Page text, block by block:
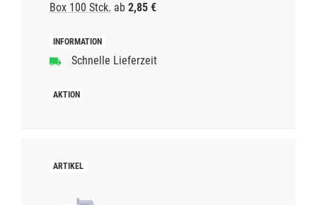
Box 100 Stck. ab 2,85 €
Schnelle Lieferzeit